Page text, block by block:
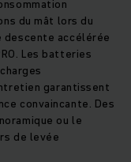
du mât lors du
descente accélérée
Les batteries
garantissent
convaincante. Des
ou le
de levée